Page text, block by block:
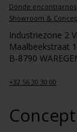
Dónde encontrarnos
Showroom &
Industriezone 2
Maalbeekstraat
B-8790
+32 56 30 30 00